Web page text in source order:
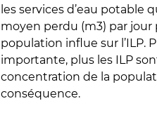
les services d’eau potable
moyen perdu (m3) par jour
population influe sur l’ILP.
importante, plus les ILP
concentration de la
conséquence.